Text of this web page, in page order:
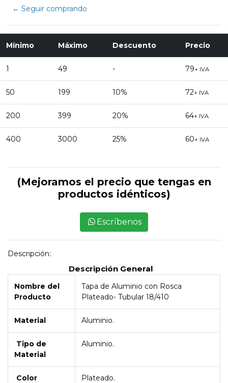
← Seguir comprando
Mínimo Máximo Descuento Precio
1 49 - 79+ IVA
50 199 10% 72+ IVA
200 399 20% 64+ IVA
400 3000 25% 60+ IVA
(Mejoramos el precio que tengas en
productos idénticos)
Escríbenos
Descripción:
Descripción General
Nombre del
Producto
Tapa de Aluminio con Rosca
Plateado- Tubular 18/410
Material Aluminio.
Tipo de
Material
Aluminio.
Color Plateado.